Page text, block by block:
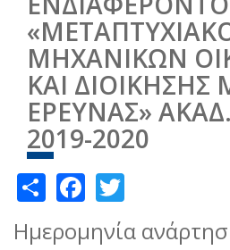
ΜΗΧΑΝΙΚΩΝ
ΚΑΙ ΔΙΟΙΚΗΣΗΣ
ΕΡΕΥΝΑΣ»
2019-2020
ShareFacebook
Ημερομηνία